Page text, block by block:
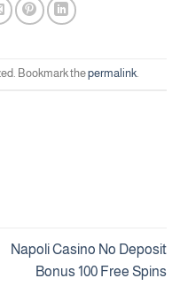
Bookmark thepermalink.
Napoli Casino No Deposit
Bonus 100 Free Spins